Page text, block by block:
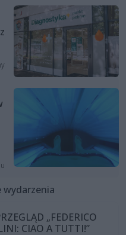
wydarzenia
„FEDERICO
CIAO A TUTTI!”